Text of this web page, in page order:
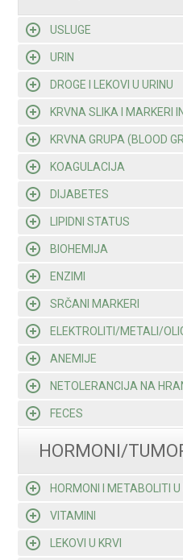
USLUGE
URIN
DROGE I LEKOVI U URINU
KRVNA SLIKA I MARKERI
KRVNA GRUPA (BLOOD
KOAGULACIJA
DIJABETES
LIPIDNI STATUS
BIOHEMIJA
ENZIMI
SRČANI MARKERI
ELEKTROLITI/METALI/
ANEMIJE
NETOLERANCIJA NA
FECES
HORMONI/
HORMONI I METABOLITI U
VITAMINI
LEKOVI U KRVI